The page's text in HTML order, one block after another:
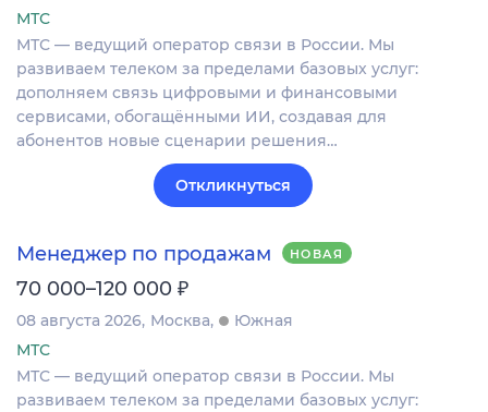
МТС
МТС — ведущий оператор связи в России. Мы
развиваем телеком за пределами базовых услуг:
дополняем связь цифровыми и финансовыми
сервисами, обогащёнными ИИ, создавая для
абонентов новые сценарии решения…
Откликнуться
Менеджер по продажам НОВАЯ
70 000–120 000 ₽
08 августа 2026 Москва
Южная
МТС
МТС — ведущий оператор связи в России. Мы
развиваем телеком за пределами базовых услуг: